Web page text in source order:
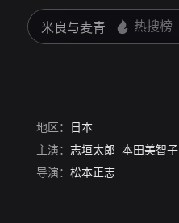
地区：
日本
主演： 志垣太郎 本田美智子
导演： 松本正志